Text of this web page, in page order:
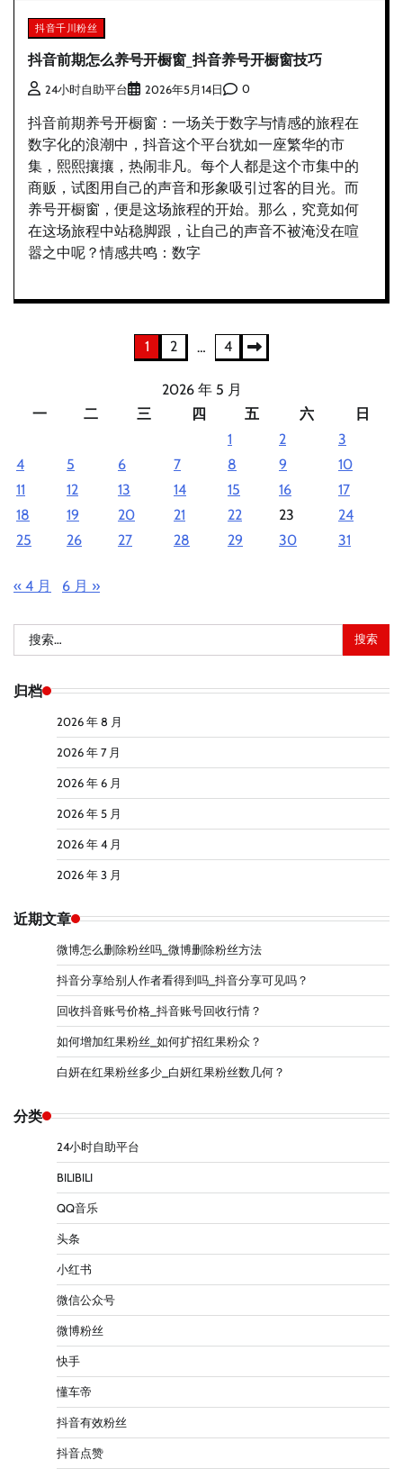
抖音千川粉丝
抖音前期怎么养号开橱窗_抖音养号开橱窗技巧
24小时自助平台 2026年5月14日 0
抖音前期养号开橱窗：一场关于数字与情感的旅程在
数字化的浪潮中，抖音这个平台犹如一座繁华的市
集，熙熙攘攘，热闹非凡。每个人都是这个市集中的
商贩，试图用自己的声音和形象吸引过客的目光。而
养号开橱窗，便是这场旅程的开始。那么，究竟如何
在这场旅程中站稳脚跟，让自己的声音不被淹没在喧
嚣之中呢？情感共鸣：数字
分
1 2 … 4
2026 年 5 月
一
二 三 四 五 六
日
1
2
3
4
5 6 7 8 9
10
11
12 13 14 15 16
17
18
19 20 21 22 23
24
25
26 27 28 29 30 31
« 4 月 6 月 »
索：
归档
2026 年 8 月
2026 年 7 月
2026 年 6 月
2026 年 5 月
2026 年 4 月
2026 年 3 月
近期文章
微博怎么删除粉丝吗_微博删除粉丝方法
抖音分享给别人作者看得到吗_抖音分享可见吗？
回收抖音账号价格_抖音账号回收行情？
如何增加红果粉丝_如何扩招红果粉众？
白妍在红果粉丝多少_白妍红果粉丝数几何？
分类
24小时自助平台
BILIBILI
QQ音乐
头条
小红书
微信公众号
微博粉丝
快手
懂车帝
抖音有效粉丝
抖音点赞